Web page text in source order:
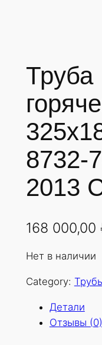
Труба
8732-
2013
168 000,00
Нет в наличии
Category:
Детали
Отзывы (0)